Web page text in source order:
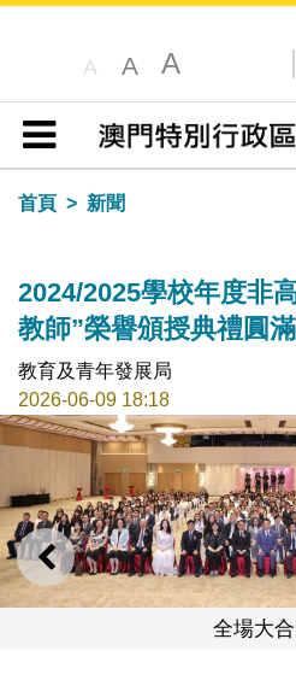
A A A
目錄
首頁
新聞
2024/2025學校年度非
教師”榮譽頒授典禮圓
教育及青年發展局
2026-06-09 18:18
上一則